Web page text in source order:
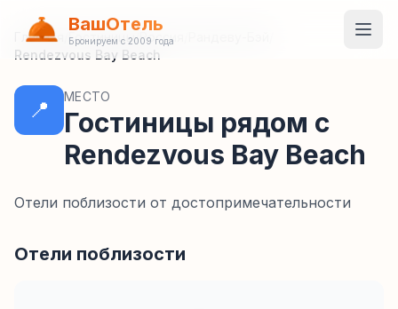
ВашОтель
Бронируем с 2009 года
Главная Гостиницы/Россия
Rendezvous Bay Beach
📍
МЕСТО
Гостиницы рядом с
Rendezvous Bay Beach
Отели поблизости от достопримечательности
Отели поблизости